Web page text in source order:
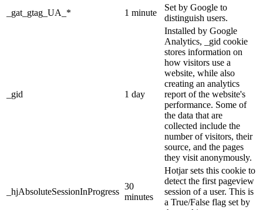
_gat_gtag_UA_*
1 minute
Set by Google to
distinguish users.
_gid 1 day
Installed by Google
Analytics, _gid cookie
stores information on
how visitors use a
website, while also
creating an analytics
report of the website's
performance. Some of
the data that are
collected include the
number of visitors, their
source, and the pages
they visit anonymously.
_hjAbsoluteSessionInProgress
30
minutes
Hotjar sets this cookie to
detect the first pageview
session of a user. This is
a True/False flag set by